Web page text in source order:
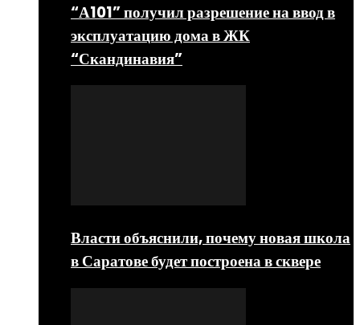
“А101” получил разрешение на ввод в
эксплуатацию дома в ЖК
“Скандинавия”
Власти объяснили, почему новая школа
в Саратове будет построена в сквере